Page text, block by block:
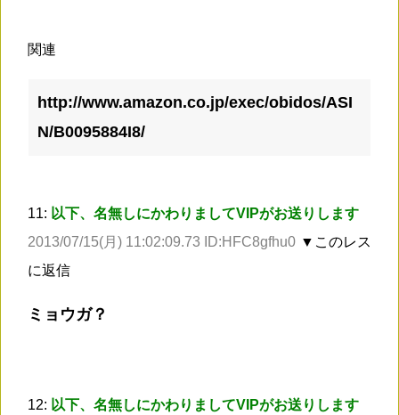
関連
http://www.amazon.co.jp/exec/obidos/ASI
N/B0095884I8/
11: 以下、名無しにかわりましてVIPがお送りします
2013/07/15(月) 11:02:09.73 ID:HFC8gfhu0 ▼このレス
に返信
ミョウガ？
12: 以下、名無しにかわりましてVIPがお送りします